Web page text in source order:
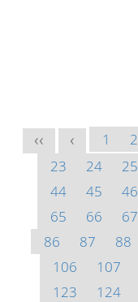
<< < 1 2
23
24 25
44
45 46
65
66 67
86
87 88
106
107
123
124